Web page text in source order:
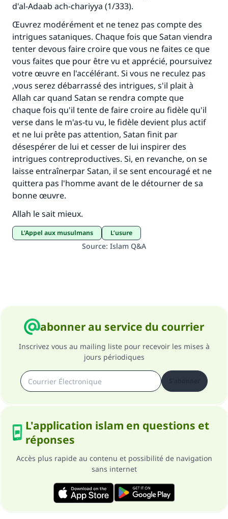
d'al-Adaab ach-chariyya (1/333).
Œuvrez modérément et ne tenez pas compte des
intrigues sataniques. Chaque fois que Satan viendra
tenter devous faire croire que vous ne faites ce que
vous faites que pour être vu et apprécié, poursuivez
votre œuvre en l'accélérant. Si vous ne reculez pas
,vous serez débarrassé des intrigues, s'il plait à
Allah car quand Satan se rendra compte que
chaque fois qu'il tente de faire croire au fidèle qu'il
verse dans le m'as-tu vu, le fidèle devient plus actif
et ne lui prête pas attention, Satan finit par
désespérer de lui et cesser de lui inspirer des
intrigues contreproductives. Si, en revanche, on se
laisse entraînerpar Satan, il se sent encouragé et ne
quittera pas l'homme avant de le détourner de sa
bonne œuvre.
Allah le sait mieux.
L’Appel aux musulmans L’usure
Source: Islam Q&A
abonner au service du courrier
Inscrivez vous au mailing liste pour recevoir les mises à
jours périodiques
L'application islam en questions et
réponses
Accès plus rapide au contenu et possibilité de navigation
sans internet